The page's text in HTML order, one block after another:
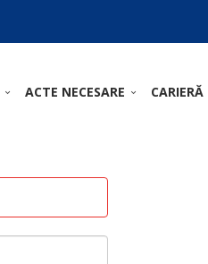
ACTE NECESARE CARIERĂ